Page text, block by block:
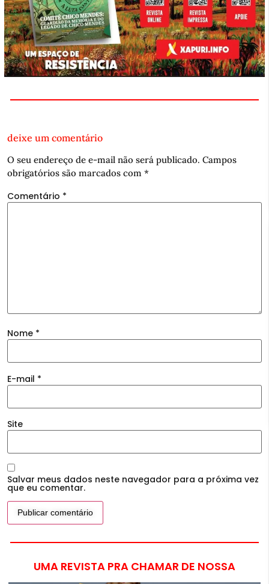
deixe um comentário
O seu endereço de e-mail não será publicado. Campos
obrigatórios são marcados com *
Comentário *
Nome *
E-mail *
Site
Salvar meus dados neste navegador para a próxima vez
que eu comentar.
UMA REVISTA PRA CHAMAR DE NOSSA